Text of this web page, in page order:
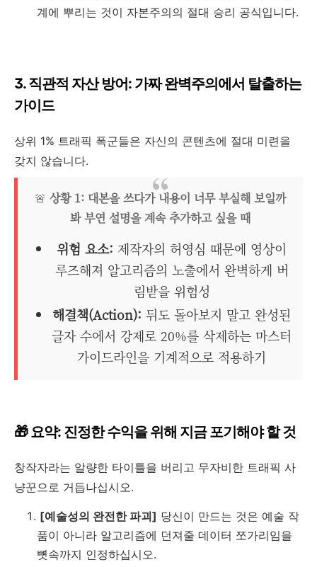
계에 뿌리는 것이 자본주의의 절대 승리 공식입니다.
3. 직관적 자산 방어: 가짜 완벽주의에서 탈출하는
가이드
상위 1% 트래픽 폭군들은 자신의 콘텐츠에 절대 미련을
갖지 않습니다.
🚨 상황 1: 대본을 쓰다가 내용이 너무 부실해 보일까
봐 부연 설명을 계속 추가하고 싶을 때
위험 요소: 제작자의 허영심 때문에 영상이
루즈해져 알고리즘의 노출에서 완벽하게 버
림받을 위험성
해결책(Action): 뒤도 돌아보지 말고 완성된
글자 수에서 강제로 20%를 삭제하는 마스터
가이드라인을 기계적으로 적용하기
🎁 요약: 진정한 수익을 위해 지금 포기해야 할 것
창작자라는 알량한 타이틀을 버리고 무자비한 트래픽 사
냥꾼으로 거듭나십시오.
[예술성의 완전한 파괴] 당신이 만드는 것은 예술 작
품이 아니라 알고리즘에 던져줄 데이터 쪼가리임을
뼛속까지 인정하십시오.